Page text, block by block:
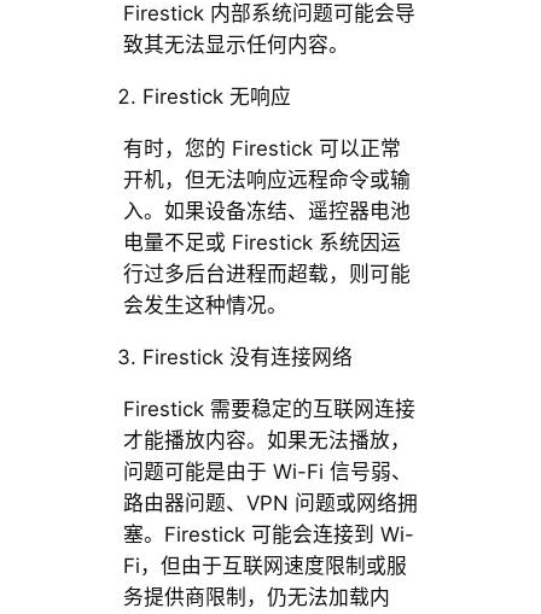
Firestick 内部系统问题可能会导
致其无法显示任何内容。
Firestick 无响应
有时，您的 Firestick 可以正常
开机，但无法响应远程命令或输
入。如果设备冻结、遥控器电池
电量不足或 Firestick 系统因运
行过多后台进程而超载，则可能
会发生这种情况。
Firestick 没有连接网络
Firestick 需要稳定的互联网连接
才能播放内容。如果无法播放，
问题可能是由于 Wi-Fi 信号弱、
路由器问题、VPN 问题或网络拥
塞。Firestick 可能会连接到 Wi-
Fi，但由于互联网速度限制或服
务提供商限制，仍无法加载内